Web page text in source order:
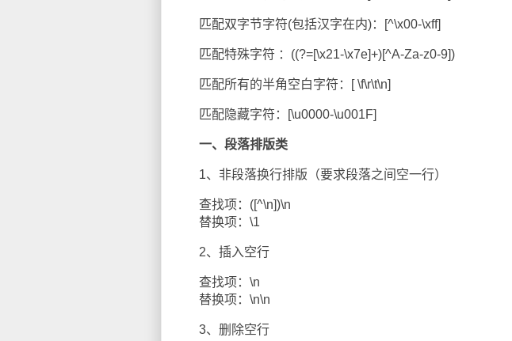
匹配双字节字符(包括汉字在内)：[^\x00-\xff]
匹配特殊字符 ：((?=[\x21-\x7e]+)[^A-Za-z0-9])
匹配所有的半角空白字符：[ \f\r\t\n]
匹配隐藏字符：[\u0000-\u001F]
一、段落排版类
1、非段落换行排版（要求段落之间空一行）
查找项：([^\n])\n
替换项：\1
2、插入空行
查找项：\n
替换项：\n\n
3、删除空行